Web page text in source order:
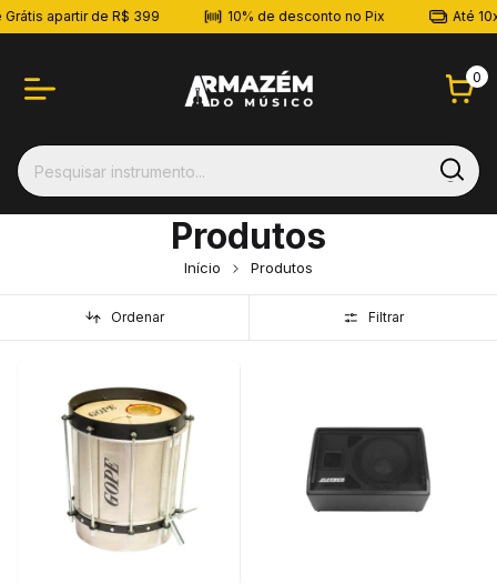
apartir de R$ 399 10% de desconto no Pix Até 10x
0
Produtos
Início Produtos
Ordenar Filtrar